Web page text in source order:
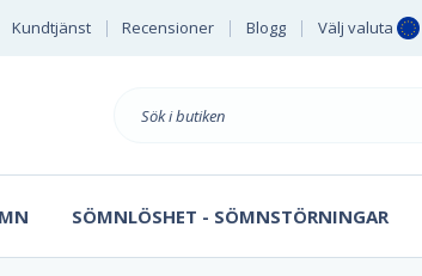
Kundtjänst Recensioner Blogg Välj valuta
Svenska
kronan
Sök
SÖMNLÖSHET - SÖMNSTÖRNINGAR